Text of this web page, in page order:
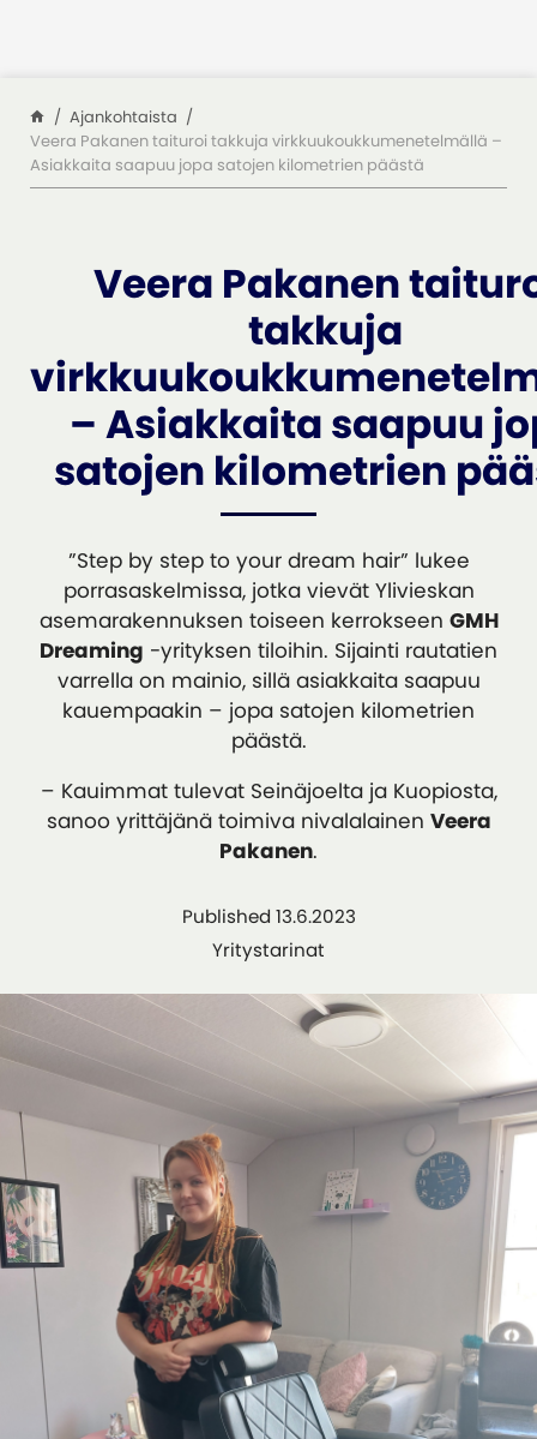
Ajankohtaista
Veera Pakanen taituroi takkuja virkkuukoukkumenetelmällä –
Asiakkaita saapuu jopa satojen kilometrien päästä
Veera Pakanen
takkuja
– Asiakkaita saapuu
satojen kilometrien
”Step by step to your dream hair” lukee
porrasaskelmissa, jotka vievät Ylivieskan
asemarakennuksen toiseen kerrokseen GMH
Dreaming -yrityksen tiloihin. Sijainti rautatien
varrella on mainio, sillä asiakkaita saapuu
kauempaakin – jopa satojen kilometrien
päästä.
– Kauimmat tulevat Seinäjoelta ja Kuopiosta,
sanoo yrittäjänä toimiva nivalalainen Veera
Pakanen.
Published 13.6.2023
Yritystarinat